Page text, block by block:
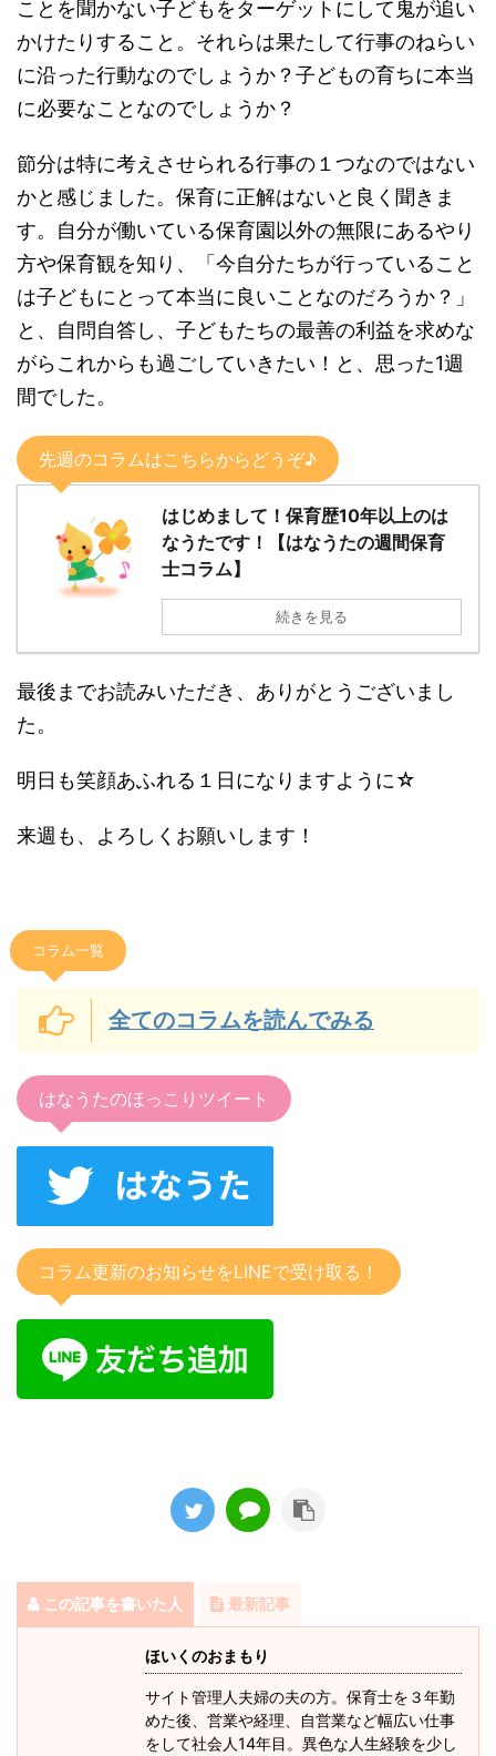
ことを聞かない子どもをターゲットにして鬼が追い
かけたりすること。それらは果たして行事のねらい
に沿った行動なのでしょうか？子どもの育ちに本当
に必要なことなのでしょうか？
節分は特に考えさせられる行事の１つなのではない
かと感じました。保育に正解はないと良く聞きま
す。自分が働いている保育園以外の無限にあるやり
方や保育観を知り、「今自分たちが行っていること
は子どもにとって本当に良いことなのだろうか？」
と、自問自答し、子どもたちの最善の利益を求めな
がらこれからも過ごしていきたい！と、思った1週
間でした。
先週のコラムはこちらからどうぞ♪
はじめまして！保育歴10年以上のは
なうたです！【はなうたの週間保育
士コラム】
続きを見る
最後までお読みいただき、ありがとうございまし
た。
明日も笑顔あふれる１日になりますように☆
来週も、よろしくお願いします！
コラム一覧
全てのコラムを読んでみる
はなうたのほっこりツイート
コラム更新のお知らせをLINEで受け取る！
この記事を書いた人 最新記事
ほいくのおまもり
サイト管理人夫婦の夫の方。保育士を３年勤
めた後、営業や経理、自営業など幅広い仕事
をして社会人14年目。異色な人生経験を少し